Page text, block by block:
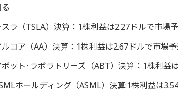
スラ（TSLA）決算：1株利益は2.27ドルで市場
ルコア（AA）決算：1株利益は2.67ドルで市場
ボット･ラボラトリーズ（ABT）決算：1株利益
ホールディング（ASML）決算:1株利益は